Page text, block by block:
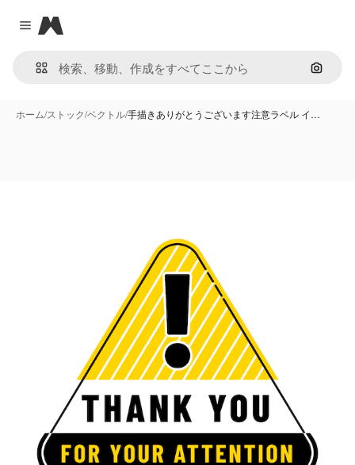
Close menu
Magnific
画像で
ホーム/ストック/ベクトル/手描きありがとうございます注意ラベル イ…